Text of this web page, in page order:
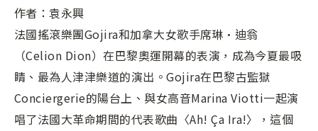
作者：袁永興
法國搖滾樂團Gojira和加拿大女歌手席琳·迪翁
（Celion Dion）在巴黎奧運開幕的表演，成為今夏最吸
睛、最為人津津樂道的演出。Gojira在巴黎古監獄
Conciergerie的陽台上、與女高音Marina Viotti一起演
唱了法國大革命期間的代表歌曲〈Ah! Ça Ira!〉，這個